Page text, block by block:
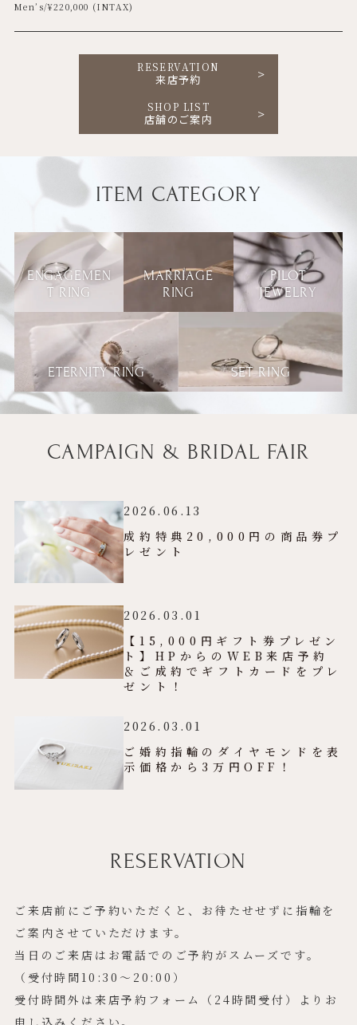
Men’s/¥220,000 (INTAX)
RESERVATION
来店予約
SHOP LIST
店舗のご案内
ITEM CATEGORY
ENGAGEMEN
T RING
MARRIAGE
RING
PILOT
JEWELRY
ETERNITY RING SET RING
CAMPAIGN & BRIDAL FAIR
2026.06.13
成約特典20,000円の商品券プ
レゼント
2026.03.01
【15,000円ギフト券プレゼン
ト】HPからのWEB来店予約
＆ご成約でギフトカードをプレ
ゼント！
2026.03.01
ご婚約指輪のダイヤモンドを表
示価格から3万円OFF！
RESERVATION
ご来店前にご予約いただくと、お待たせせずに指輪を
ご案内させていただけます。
当日のご来店はお電話でのご予約がスムーズです。
（受付時間10:30〜20:00）
受付時間外は来店予約フォーム（24時間受付）よりお
申し込みください。